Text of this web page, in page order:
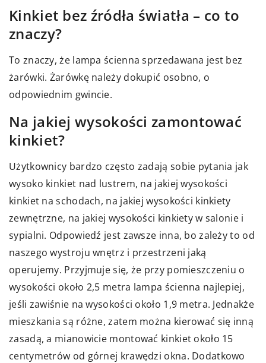
Kinkiet bez źródła światła – co to
znaczy?
To znaczy, że lampa ścienna sprzedawana jest bez
żarówki. Żarówkę należy dokupić osobno, o
odpowiednim gwincie.
Na jakiej wysokości zamontować
kinkiet?
Użytkownicy bardzo często zadają sobie pytania jak
wysoko kinkiet nad lustrem, na jakiej wysokości
kinkiet na schodach, na jakiej wysokości kinkiety
zewnętrzne, na jakiej wysokości kinkiety w salonie i
sypialni. Odpowiedź jest zawsze inna, bo zależy to od
naszego wystroju wnętrz i przestrzeni jaką
operujemy. Przyjmuje się, że przy pomieszczeniu o
wysokości około 2,5 metra lampa ścienna najlepiej,
jeśli zawiśnie na wysokości około 1,9 metra. Jednakże
mieszkania są różne, zatem można kierować się inną
zasadą, a mianowicie montować kinkiet około 15
centymetrów od górnej krawędzi okna. Dodatkowo